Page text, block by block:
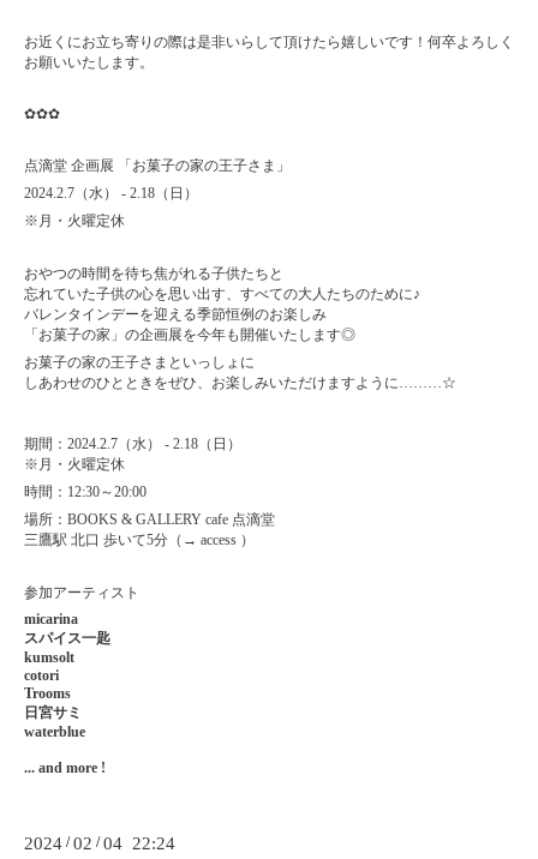
お近くにお立ち寄りの際は是非いらして頂けたら嬉しいです！何卒よろしく
お願いいたします。
✿✿✿
点滴堂 企画展
「お菓子の家の王子さま」
2024.2.7 （水） - 2.18 （日）
※ 月・火曜定休
おやつの時間を待ち焦がれる子供たちと
忘れていた子供の心を思い出す、すべての大人たちのために♪
バレンタインデーを迎える季節恒例のお楽しみ
「お菓子の家」の企画展を今年も開催いたします◎
お菓子の家の王子さまといっしょに
しあわせのひとときをぜひ、お楽しみいただけますように………☆
期間： 2024.2.7 （水） - 2.18 （日）
※ 月・火曜定休
時間： 12:30～20:00
場所： BOOKS & GALLERY cafe 点滴堂
三鷹駅 北口 歩いて5分（ → access ）
参加アーティスト
micarina
スパイス一匙
kumsolt
cotori
Trooms
日宮サミ
waterblue
... and more !
2024 /02 /04 22:24